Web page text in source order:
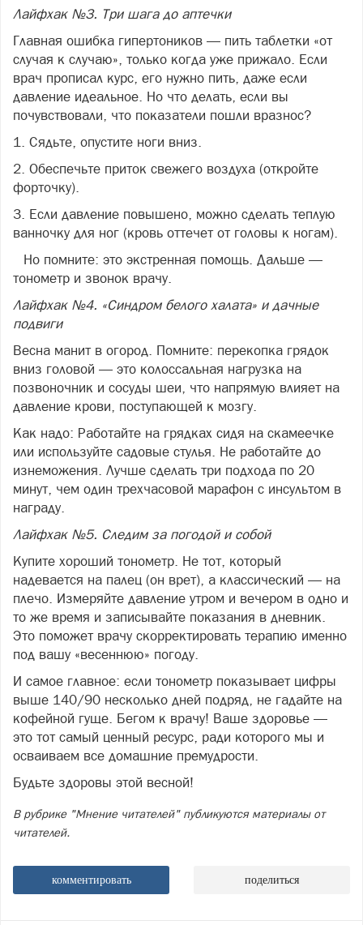
Лайфхак №3. Три шага до аптечки
Главная ошибка гипертоников — пить таблетки «от
случая к случаю», только когда уже прижало. Если
врач прописал курс, его нужно пить, даже если
давление идеальное. Но что делать, если вы
почувствовали, что показатели пошли вразнос?
1. Сядьте, опустите ноги вниз.
2. Обеспечьте приток свежего воздуха (откройте
форточку).
3. Если давление повышено, можно сделать теплую
ванночку для ног (кровь оттечет от головы к ногам).
Но помните: это экстренная помощь. Дальше —
тонометр и звонок врачу.
Лайфхак №4. «Синдром белого халата» и дачные
подвиги
Весна манит в огород. Помните: перекопка грядок
вниз головой — это колоссальная нагрузка на
позвоночник и сосуды шеи, что напрямую влияет на
давление крови, поступающей к мозгу.
Как надо: Работайте на грядках сидя на скамеечке
или используйте садовые стулья. Не работайте до
изнеможения. Лучше сделать три подхода по 20
минут, чем один трехчасовой марафон с инсультом в
награду.
Лайфхак №5. Следим за погодой и собой
Купите хороший тонометр. Не тот, который
надевается на палец (он врет), а классический — на
плечо. Измеряйте давление утром и вечером в одно и
то же время и записывайте показания в дневник.
Это поможет врачу скорректировать терапию именно
под вашу «весеннюю» погоду.
И самое главное: если тонометр показывает цифры
выше 140/90 несколько дней подряд, не гадайте на
кофейной гуще. Бегом к врачу! Ваше здоровье —
это тот самый ценный ресурс, ради которого мы и
осваиваем все домашние премудрости.
Будьте здоровы этой весной!
В рубрике "Мнение читателей" публикуются материалы от
читателей.
комментировать поделиться